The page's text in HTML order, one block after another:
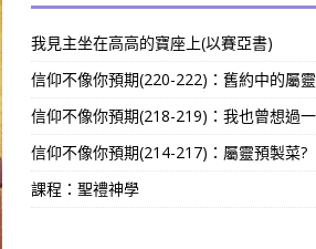
我見主坐在高高的寶座上(以賽亞書)
信仰不像你預期(220-222)：舊約中的屬
信仰不像你預期(218-219)：我也曾想過
信仰不像你預期(214-217)：屬靈預製菜?
課程：聖禮神學